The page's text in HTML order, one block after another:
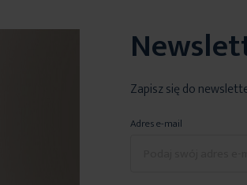
Zapisz się do
Adres e-mail